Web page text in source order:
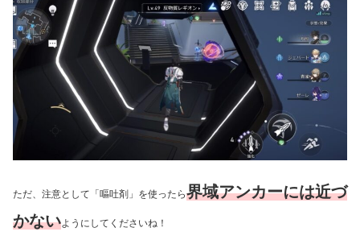
ただ、注意として「嘔吐剤」を使ったら界域アンカーには近づ
かないようにしてくださいね！